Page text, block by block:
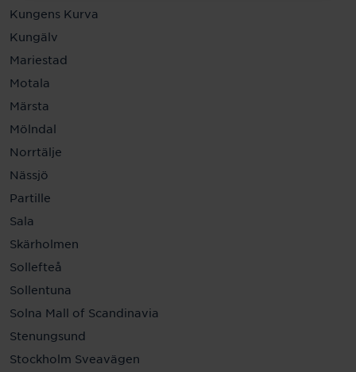
Kungens Kurva
Kungälv
Mariestad
Motala
Märsta
Mölndal
Norrtälje
Nässjö
Partille
Sala
Skärholmen
Sollefteå
Sollentuna
Solna Mall of Scandinavia
Stenungsund
Stockholm Sveavägen